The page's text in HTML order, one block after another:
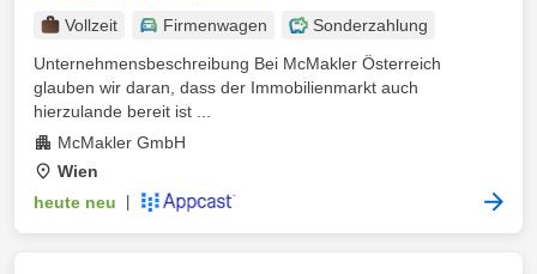
Vollzeit Firmenwagen
Sonderzahlung
Unternehmensbeschreibung Bei McMakler Österreich
glauben wir daran, dass der Immobilienmarkt auch
hierzulande bereit ist ...
McMakler GmbH
Wien
heute neu